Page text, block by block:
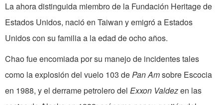
La ahora distinguida miembro de la Fundación Heritage de
Estados Unidos, nació en Taiwan y emigró a Estados
Unidos con su familia a la edad de ocho años.
Chao fue encomiada por su manejo de incidentes tales
como la explosión del vuelo 103 dePan Amsobre Escocia
en 1988, y el derrame petrolero del Exxon Valdezen las